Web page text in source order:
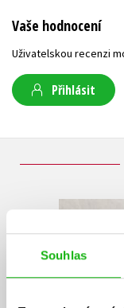
Souhlas
Vaše hodnocení
Uživatelskou recenzi
Přihlásit